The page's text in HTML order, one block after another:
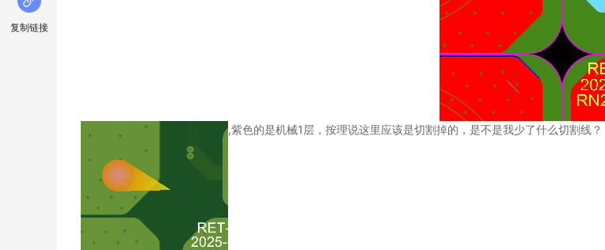
复制链接
,紫色的是机械1层，按理说这里应该是切割掉的，是不是我少了什么切割线？